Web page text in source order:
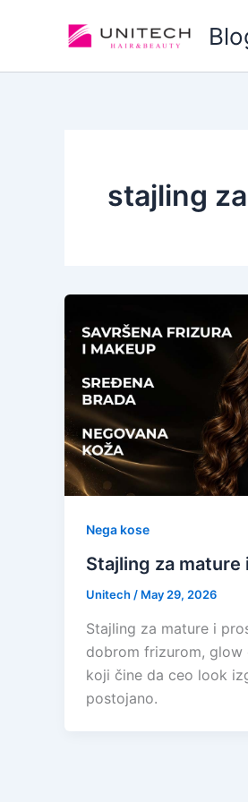
stajling
Nega kose
Stajling za mature
Unitech / May 29, 2026
Stajling za mature i
dobrom frizurom, glow
koji čine da ceo look
postojano.